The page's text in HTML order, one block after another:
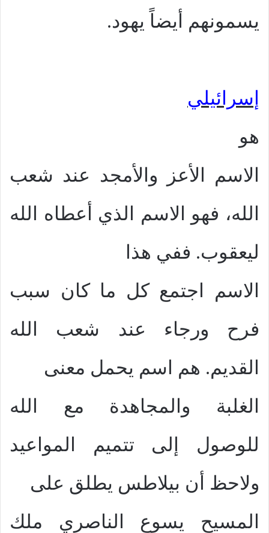
يسمونهم أيضاً يهود.
إسرائيلي
هو
الاسم الأعز والأمجد عند شعب
الله، فهو الاسم الذي أعطاه الله
ليعقوب. ففي هذا
الاسم اجتمع كل ما كان سبب
فرح ورجاء عند شعب الله
القديم. هم اسم يحمل معنى
الغلبة والمجاهدة مع الله
للوصول إلى تتميم المواعيد
ولاحظ أن بيلاطس يطلق على
المسيح يسوع الناصري ملك